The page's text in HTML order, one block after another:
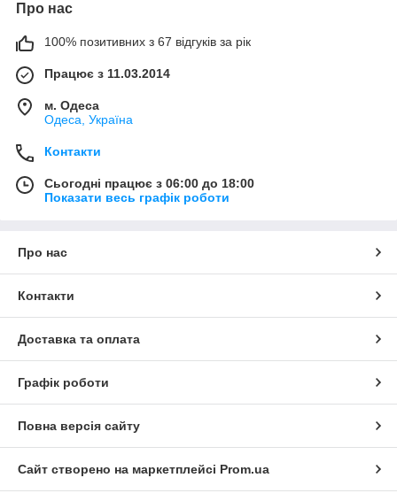
Про нас
100% позитивних з 67 відгуків за рік
Працює з 11.03.2014
м. Одеса
Одеса, Україна
Контакти
Сьогодні працює з 06:00 до 18:00
Показати весь графік роботи
Про нас
Контакти
Доставка та оплата
Графік роботи
Повна версія сайту
Сайт створено на маркетплейсі Prom.ua